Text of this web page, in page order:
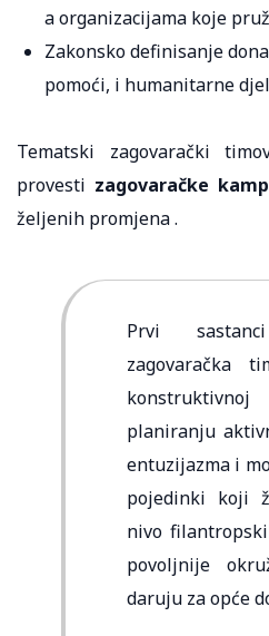
a organizacijama koje
Zakonsko definisanje
pomoći, i humanitarne
Tematski zagovarački
provesti zagovaračke
željenih promjena .
Prvi
zagovaračka
planiranju
entuzijazma i
pojedinki koji
nivo
povoljnije
daruju za opće